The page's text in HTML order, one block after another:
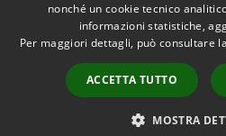
Accessibilità
nonché un cookie tecnico
informazioni statistiche,
Per maggiori dettagli, può consultare
ACCETTA TUTTO
MOSTRA